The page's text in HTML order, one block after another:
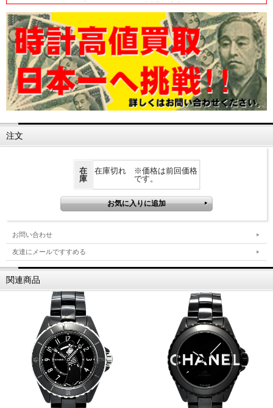
注文
在
庫
在庫切れ ※価格は前回価格
です。
お問い合わせ
友達にメールですすめる
関連商品